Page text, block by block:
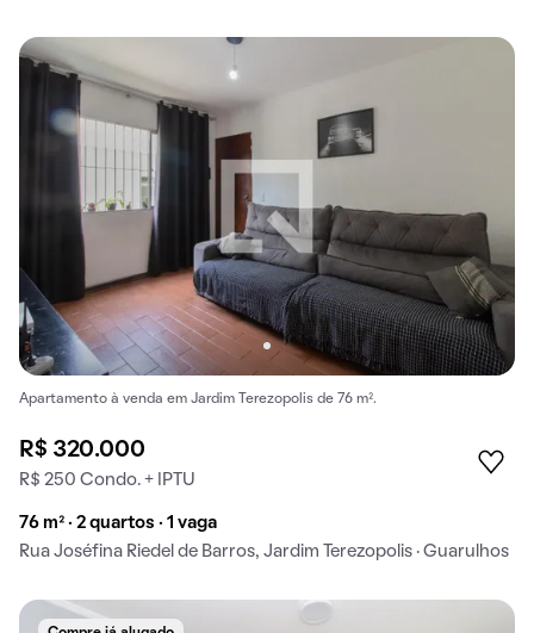
Apartamento à venda em Jardim Terezopolis de 76 m².
R$ 320.000
R$ 250 Condo. + IPTU
76 m² · 2 quartos · 1 vaga
Rua Joséfina Riedel de Barros, Jardim Terezopolis · Guarulhos